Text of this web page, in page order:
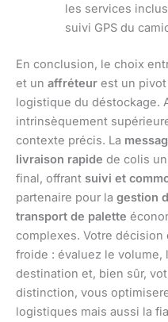
les services
suivi GPS du
En conclusion, le choix
et un affréteur est un
logistique du déstockage.
intrinsèquement
contexte précis. La
livraison rapide de colis
final, offrant suivi et
partenaire pour la gestion
transport de palette
complexes. Votre
froide : évaluez le volume,
destination et, bien sûr,
distinction, vous
logistiques mais aussi la